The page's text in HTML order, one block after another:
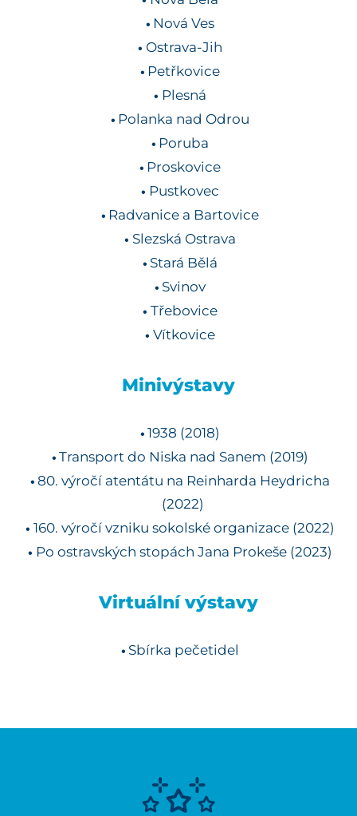
Nová Ves
Ostrava-Jih
Petřkovice
Plesná
Polanka nad Odrou
Poruba
Proskovice
Pustkovec
Radvanice a Bartovice
Slezská Ostrava
Stará Bělá
Svinov
Třebovice
Vítkovice
Minivýstavy
1938 (2018)
Transport do Niska nad Sanem (2019)
80. výročí atentátu na Reinharda Heydricha
(2022)
160. výročí vzniku sokolské organizace (2022)
Po ostravských stopách Jana Prokeše (2023)
Virtuální výstavy
Sbírka pečetidel